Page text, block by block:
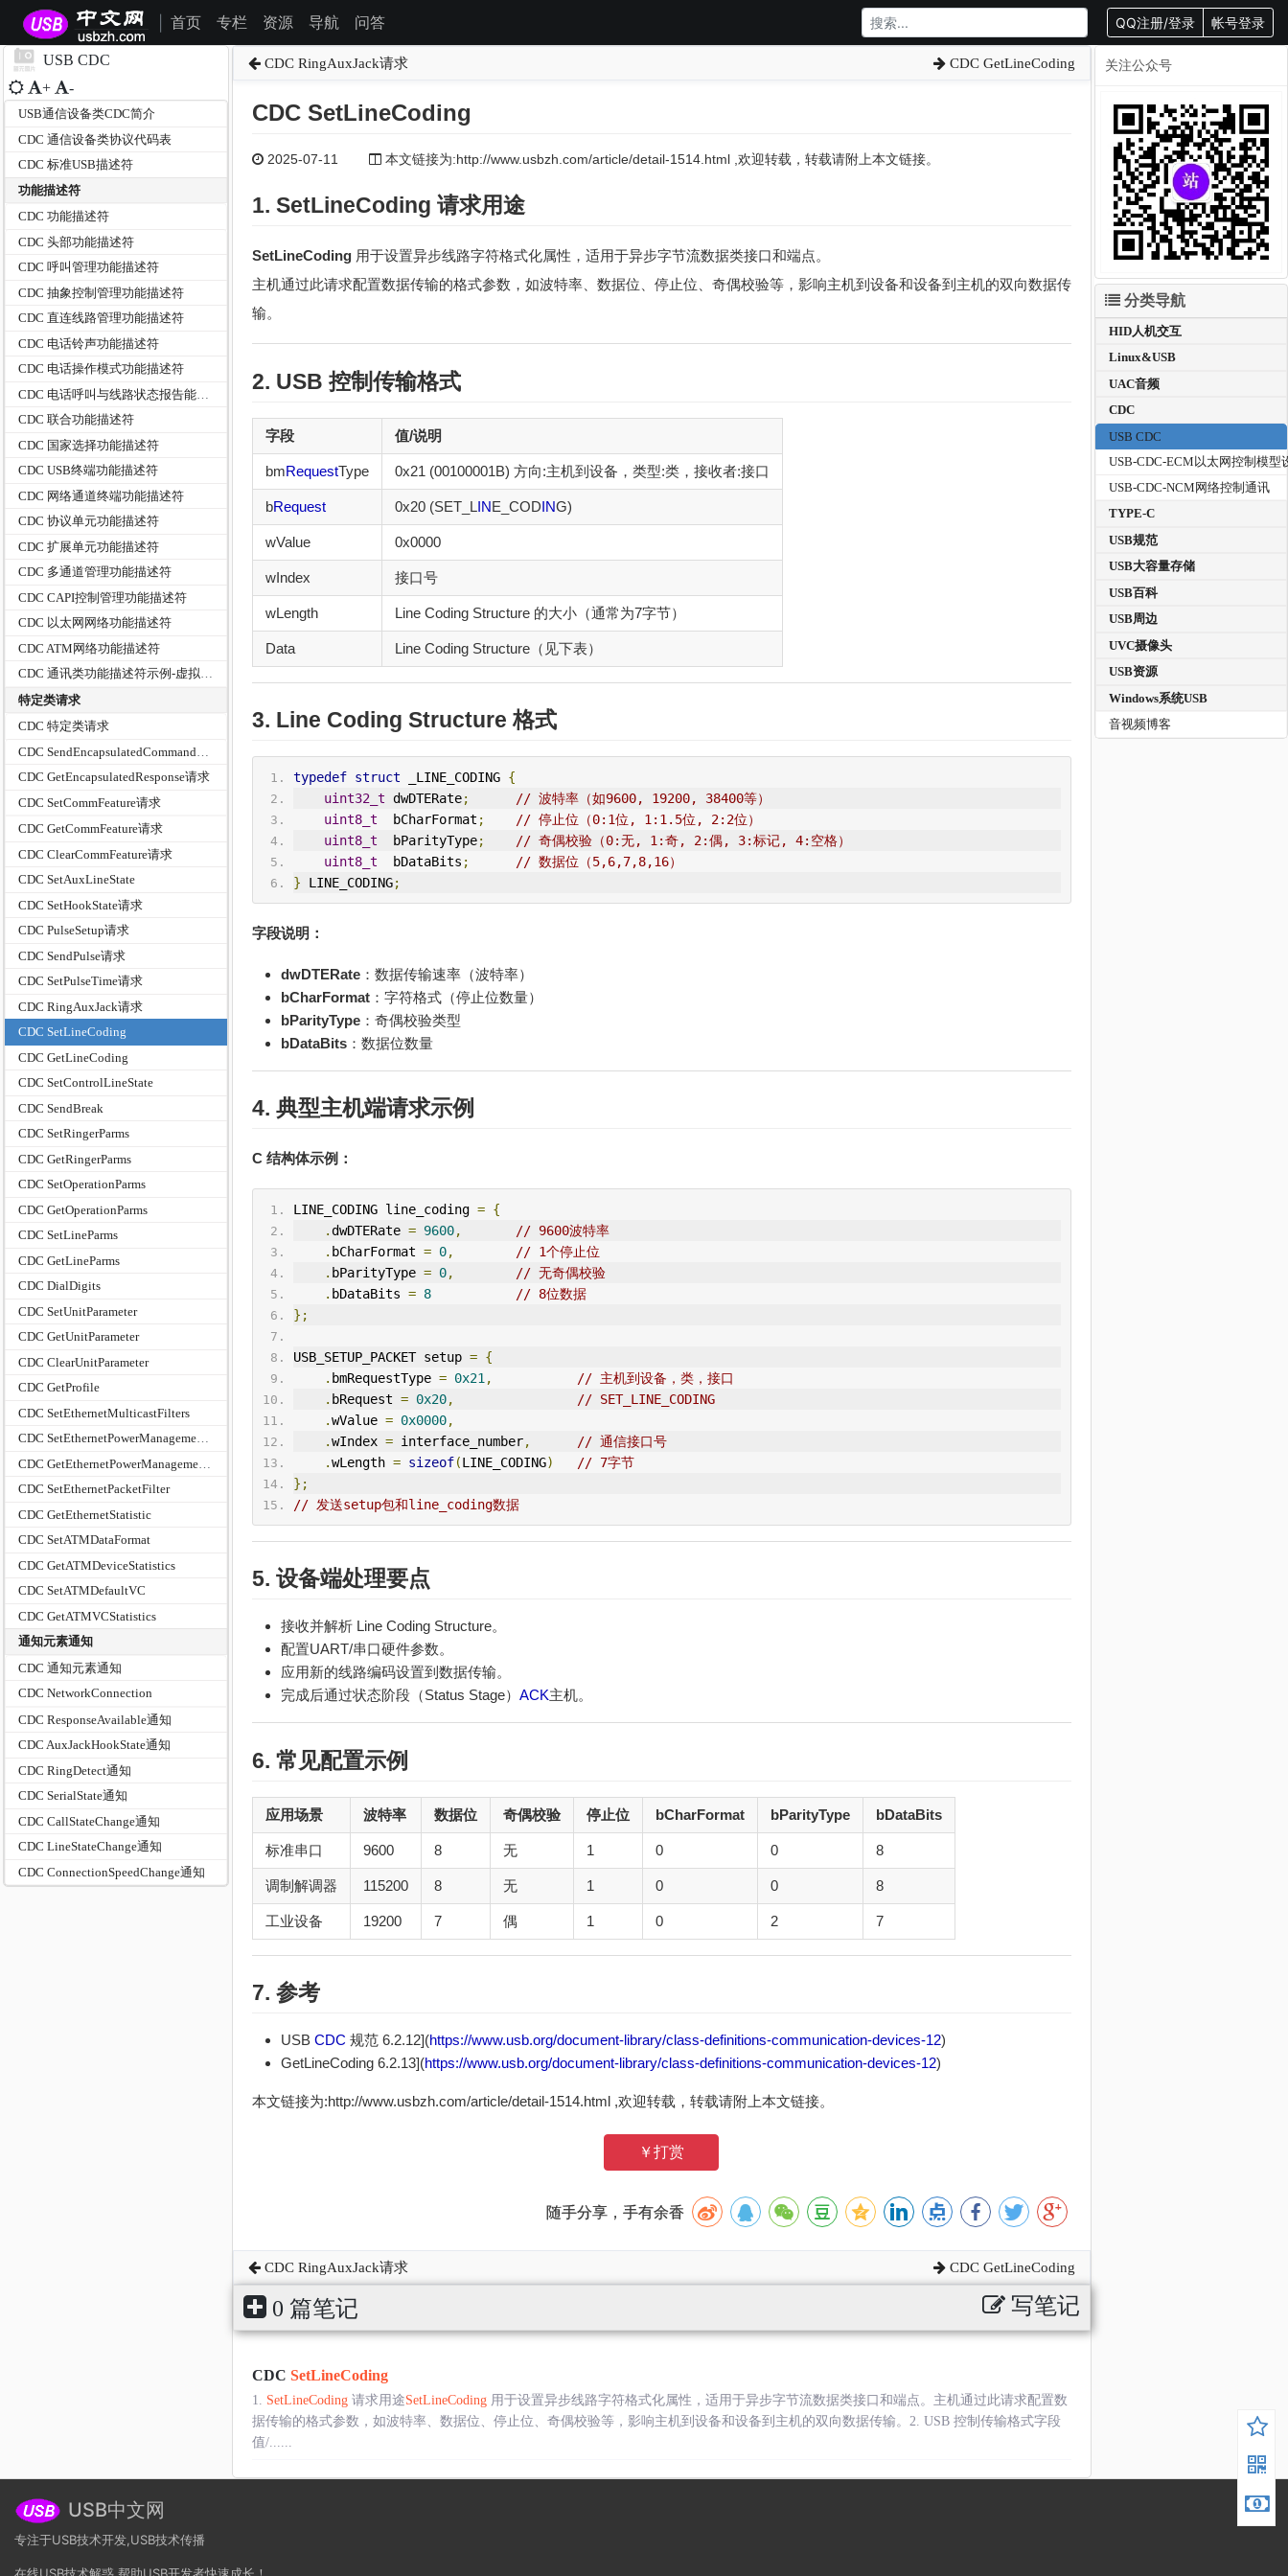
首页 专栏 资源 导航 问答 QQ注册/登录 帐号登录
USB CDC
+ -
USB通信设备类CDC简介
CDC 通信设备类协议代码表
CDC 标准USB描述符
功能描述符
CDC 功能描述符
CDC 头部功能描述符
CDC 呼叫管理功能描述符
CDC 抽象控制管理功能描述符
CDC 直连线路管理功能描述符
CDC 电话铃声功能描述符
CDC 电话操作模式功能描述符
CDC 联合功能描述符
CDC 国家选择功能描述符
CDC USB终端功能描述符
CDC 网络通道终端功能描述符
CDC 协议单元功能描述符
CDC 扩展单元功能描述符
CDC 多通道管理功能描述符
CDC CAPI控制管理功能描述符
CDC 以太网网络功能描述符
CDC ATM网络功能描述符
CDC 通讯类功能描述符示例-虚拟串口
特定类请求
CDC 特定类请求
CDC GetEncapsulatedResponse请求
CDC SetCommFeature请求
CDC GetCommFeature请求
CDC ClearCommFeature请求
CDC SetAuxLineState
CDC SetHookState请求
CDC PulseSetup请求
CDC SendPulse请求
CDC SetPulseTime请求
CDC RingAuxJack请求
CDC SetLineCoding
CDC GetLineCoding
CDC SetControlLineState
CDC SendBreak
CDC SetRingerParms
CDC GetRingerParms
CDC SetOperationParms
CDC GetOperationParms
CDC SetLineParms
CDC GetLineParms
CDC DialDigits
CDC SetUnitParameter
CDC GetUnitParameter
CDC ClearUnitParameter
CDC GetProfile
CDC SetEthernetMulticastFilters
CDC SetEthernetPowerManagementPatternFilter
CDC SetEthernetPacketFilter
CDC GetEthernetStatistic
CDC SetATMDataFormat
CDC GetATMDeviceStatistics
CDC SetATMDefaultVC
CDC GetATMVCStatistics
通知元素通知
CDC 通知元素通知
CDC NetworkConnection
CDC ResponseAvailable通知
CDC AuxJackHookState通知
CDC RingDetect通知
CDC SerialState通知
CDC CallStateChange通知
CDC LineStateChange通知
CDC ConnectionSpeedChange通知
CDC RingAuxJack请求 CDC GetLineCoding
CDC SetLineCoding
2025-07-11 本文链接为:http://www.usbzh.com/article/detail-1514.html ,欢迎转载，转载请附上本文链接。
1. SetLineCoding 请求用途
SetLineCoding用于设置异步线路字符格式化属性，适用于异步字节流数据类接口和端点。
主机通过此请求配置数据传输的格式参数，如波特率、数据位、停止位、奇偶校验等，影响主机到设备和设备到主机的双向数据传
输。
2. USB 控制传输格式
字段 值/说明
bmRequestType 0x21 (00100001B) 方向:主机到设备，类型:类，接收者:接口
bRequest 0x20 (SET_LINE_CODING)
wValue 0x0000
wIndex 接口号
wLength Line Coding Structure 的大小（通常为7字节）
Data Line Coding Structure（见下表）
3. Line Coding Structure 格式
typedef struct _L INE_CODING {
uint32_t dwDTERate;
// 波特率（如9600, 19200, 38400等）
uint8_t
  bCharFormat
;
// 停止位（0:1位, 1:1.5位, 2:2位）
uint8_t
  bParityType
;
// 奇偶校验（0:无, 1:奇, 2:偶, 3:标记, 4:空格）
uint8_t
  bDataBits
;
// 数据位（5,6,7,8,16）
} LINE_CODING;
字段说明：
dwDTERate：数据传输速率（波特率）
bCharFormat：字符格式（停止位数量）
bParityType：奇偶校验类型
bDataBits：数据位数量
4. 典型主机端请求示例
C 结构体示例：
LINE_CODING line_coding = {
.dwDTERate = 9600,
// 9600波特率
. bCharFormat = 0,
// 1个停止位
. bParityType = 0,
// 无奇偶校验
. bDataBits = 8
// 8位数据
};
USB_ SETUP_PACKET setup = {
. bmRequestType = 0x21 ,
// 主机到设备，类，接口
. bRequest = 0x20,
// SET_LINE_CODING
.wValue = 0x0000,
.wIndex = interface_number,
// 通信接口号
.wLength = sizeof(LINE_CODING)
// 7字节
};
// 发送setup包和line_coding数据
5. 设备端处理要点
接收并解析 Line Coding Structure。
配置UART/串口硬件参数。
应用新的线路编码设置到数据传输。
完成后通过状态阶段（Status Stage） ACK主机。
6. 常见配置示例
应用场景 波特率 数据位 奇偶校验 停止位 bCharFormat bParityType bDataBits
标准串口 9600 8 无 1 0 0 8
调制解调器 115200 8 无 1 0 0 8
工业设备 19200 7 偶 1 0 2 7
7. 参考
USB CDC 规范 6.2.12](https://www.usb.org/document-library/class-definitions-communication-devices-12)
GetLineCoding 6.2.13](https://www.usb.org/document-library/class-definitions-communication-devices-12)
本文链接为:http://www.usbzh.com/article/detail-1514.html ,欢迎转载，转载请附上本文链接。
￥打赏
随手分享，手有余香
CDC RingAuxJack请求 CDC GetLineCoding
0 篇笔记 写笔记
CDC SetLineCoding
1. SetLineCoding请求用途SetLineCoding用于设置异步线路字符格式化属性，适用于异步字节流数据类接口和端点。主机通过此请求配置数
据传输的格式参数，如波特率、数据位、停止位、奇偶校验等，影响主机到设备和设备到主机的双向数据传输。2. USB 控制传输格式字段
值/......
关注公众号
分类导航
HID人机交互
Linux&USB
UAC音频
CDC
USB CDC
USB-CDC-ECM以太网控制模型
USB-CDC-NCM网络控制通讯
TYPE-C
USB规范
USB大容量存储
USB百科
USB周边
UVC摄像头
USB资源
Windows系统USB
音视频博客
USB中文网
专注于USB技术开发,USB技术传播